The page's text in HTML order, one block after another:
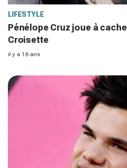
LIFESTYLE
Pénélope Cruz joue à
Croisette
il y a 16 ans